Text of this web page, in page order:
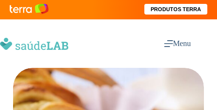
PRODUTOS TERRA
Menu